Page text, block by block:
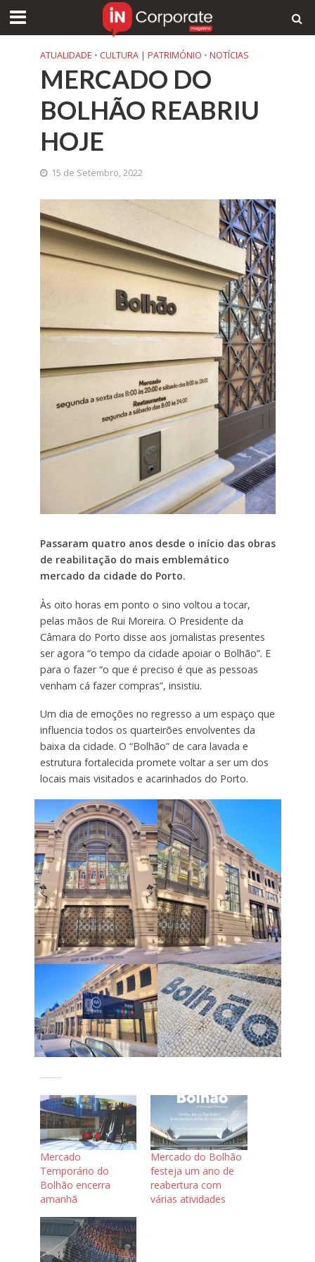
ATUALIDADE • CULTURA | PATRIMÓNIO • NOTÍCIAS
MERCADO DO
BOLHÃO REABRIU
HOJE
15 de Setembro, 2022
Passaram quatro anos desde o início das obras
de reabilitação do mais emblemático
mercado da cidade do Porto.
Às oito horas em ponto o sino voltou a tocar,
pelas mãos de Rui Moreira. O Presidente da
Câmara do Porto disse aos jornalistas presentes
ser agora “o tempo da cidade apoiar o Bolhão”. E
para o fazer “o que é preciso é que as pessoas
venham cá fazer compras”, insistiu.
Um dia de emoções no regresso a um espaço que
influencia todos os quarteirões envolventes da
baixa da cidade. O “Bolhão” de cara lavada e
estrutura fortalecida promete voltar a ser um dos
locais mais visitados e acarinhados do Porto.
Mercado
Temporário do
Bolhão encerra
amanhã
Mercado do Bolhão
festeja um ano de
reabertura com
várias atividades